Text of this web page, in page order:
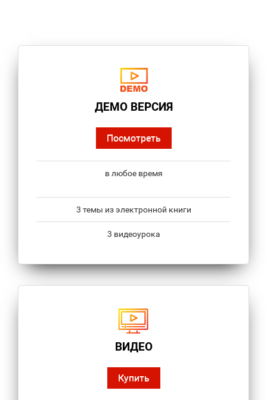
ДЕМО ВЕРСИЯ
Посмотреть
в любое время
3 темы из электронной книги
3 видеоурока
ВИДЕО
Купить